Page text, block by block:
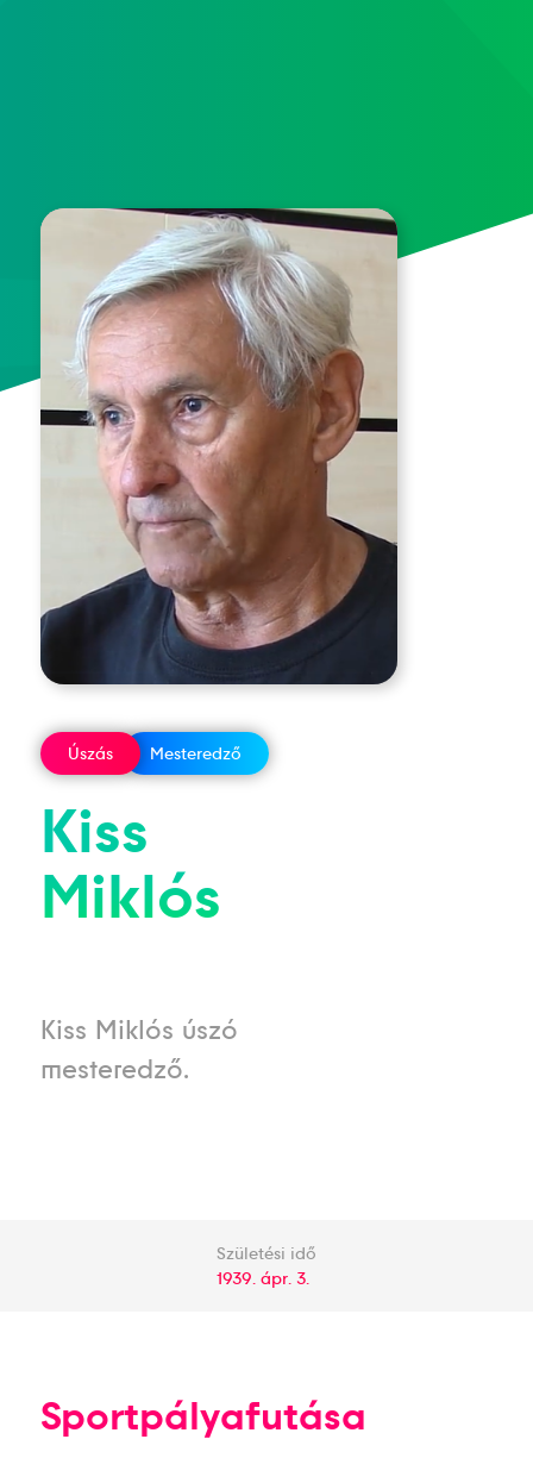
Úszás Mesteredző
Kiss
Miklós
Kiss Miklós úszó
mesteredző.
Születési idő
1939. ápr. 3.
Sportpályafutása